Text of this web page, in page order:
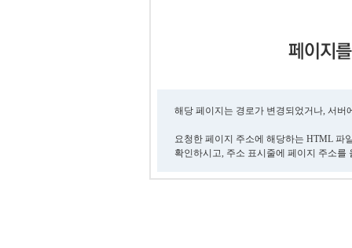
해당 페이지는 경로가 변경되었거나, 서
요청한 페이지 주소에 해당하는 HTML 파
확인하시고, 주소 표시줄에 페이지 주소